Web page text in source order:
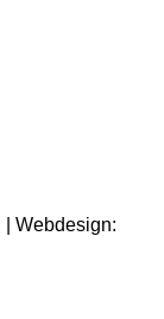
Webdesign: